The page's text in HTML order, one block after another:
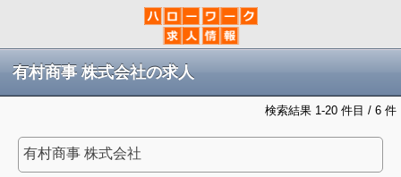
有村商事 株式会社の求人
検索結果 1-20 件目 / 6 件